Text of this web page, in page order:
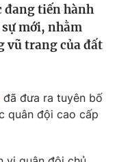
đang tiến hành
mới, nhằm
vũ trang của đất
đã đưa ra tuyên bố
quân đội cao cấp